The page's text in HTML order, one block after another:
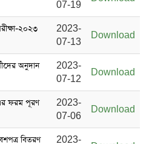
07-19
২০২৩
2023-
07-13
Download
অনুদান
2023-
07-12
Download
ফরম পূরণ
2023-
07-06
Download
বিতরণ
2023-